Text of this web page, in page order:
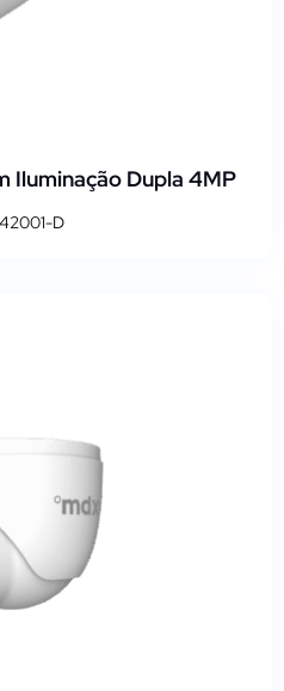
Iluminação Dupla 4MP
D